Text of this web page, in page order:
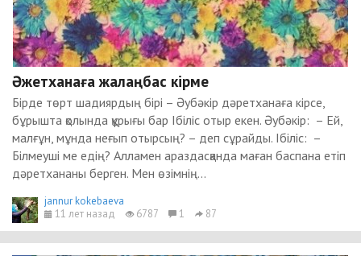
Әжетханаға жалаңбас кірме
Бірде төрт шадиярдың бірі – Әубәкір дәретханаға кірсе,
бұрышта қолында құрығы бар Ібіліс отыр екен. Әубәкір: – Ей,
малғұн, мұнда неғып отырсың? – деп сұрайды. Ібіліс: –
Білмеуші ме едің? Алламен араздасқанда маған баспана етіп
дәретхананы берген. Мен өзімнің...
jannur kokebaeva
11 лет назад
6787 1 87